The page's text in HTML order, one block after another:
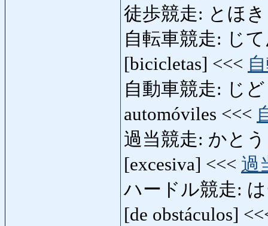
徒歩競走: とほき
自転車競走: じ
[bicicletas] <<<
自動車競走: じ
automóviles <<<
過当競走: かとう
[excesiva] <<< 過
ハードル競走:
[de obstáculos]